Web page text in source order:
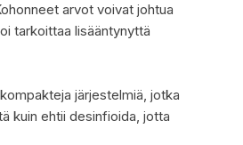
arvot voivat johtua
tarkoittaa lisääntynyttä
järjestelmiä, jotka
kuin ehtii desinfioida, jotta